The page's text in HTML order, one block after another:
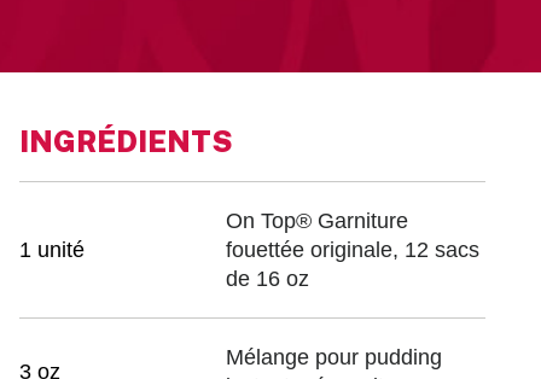
INGRÉDIENTS
1 unité
On Top® Garniture
fouettée originale, 12 sacs
de 16 oz
3 oz
Mélange pour pudding